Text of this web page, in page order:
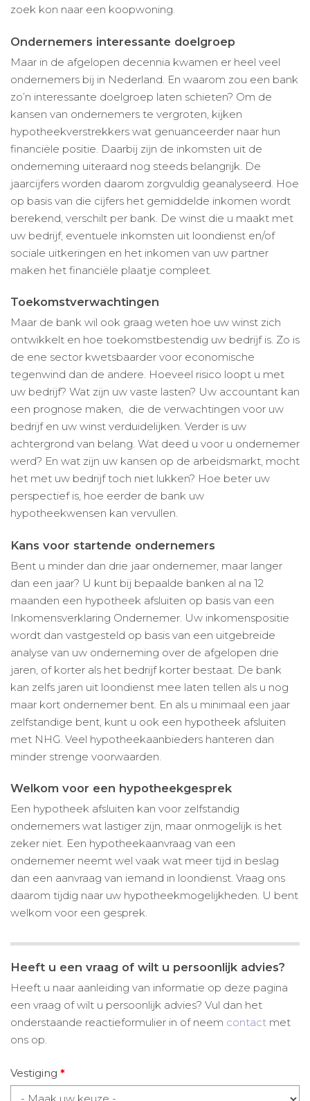
zoek kon naar een koopwoning.
Ondernemers interessante doelgroep
Maar in de afgelopen decennia kwamen er heel veel
ondernemers bij in Nederland. En waarom zou een bank
zo’n interessante doelgroep laten schieten? Om de
kansen van ondernemers te vergroten, kijken
hypotheekverstrekkers wat genuanceerder naar hun
financiële positie. Daarbij zijn de inkomsten uit de
onderneming uiteraard nog steeds belangrijk. De
jaarcijfers worden daarom zorgvuldig geanalyseerd. Hoe
op basis van die cijfers het gemiddelde inkomen wordt
berekend, verschilt per bank. De winst die u maakt met
uw bedrijf, eventuele inkomsten uit loondienst en/of
sociale uitkeringen en het inkomen van uw partner
maken het financiële plaatje compleet.
Toekomstverwachtingen
Maar de bank wil ook graag weten hoe uw winst zich
ontwikkelt en hoe toekomstbestendig uw bedrijf is. Zo is
de ene sector kwetsbaarder voor economische
tegenwind dan de andere. Hoeveel risico loopt u met
uw bedrijf? Wat zijn uw vaste lasten? Uw accountant kan
een prognose maken, die de verwachtingen voor uw
bedrijf en uw winst verduidelijken. Verder is uw
achtergrond van belang. Wat deed u voor u ondernemer
werd? En wat zijn uw kansen op de arbeidsmarkt, mocht
het met uw bedrijf toch niet lukken? Hoe beter uw
perspectief is, hoe eerder de bank uw
hypotheekwensen kan vervullen.
Kans voor startende ondernemers
Bent u minder dan drie jaar ondernemer, maar langer
dan een jaar? U kunt bij bepaalde banken al na 12
maanden een hypotheek afsluiten op basis van een
Inkomensverklaring Ondernemer. Uw inkomenspositie
wordt dan vastgesteld op basis van een uitgebreide
analyse van uw onderneming over de afgelopen drie
jaren, of korter als het bedrijf korter bestaat. De bank
kan zelfs jaren uit loondienst mee laten tellen als u nog
maar kort ondernemer bent. En als u minimaal een jaar
zelfstandige bent, kunt u ook een hypotheek afsluiten
met NHG. Veel hypotheekaanbieders hanteren dan
minder strenge voorwaarden.
Welkom voor een hypotheekgesprek
Een hypotheek afsluiten kan voor zelfstandig
ondernemers wat lastiger zijn, maar onmogelijk is het
zeker niet. Een hypotheekaanvraag van een
ondernemer neemt wel vaak wat meer tijd in beslag
dan een aanvraag van iemand in loondienst. Vraag ons
daarom tijdig naar uw hypotheekmogelijkheden. U bent
welkom voor een gesprek.
Heeft u een vraag of wilt u persoonlijk advies?
Heeft u naar aanleiding van informatie op deze pagina
een vraag of wilt u persoonlijk advies? Vul dan het
onderstaande reactieformulier in of neem contact met
ons op.
Vestiging *